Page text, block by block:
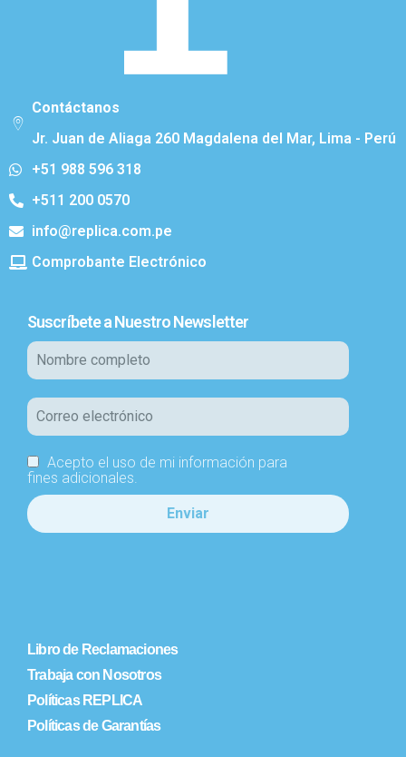
Contáctanos
Jr. Juan de Aliaga 260 Magdalena del Mar, Lima - Perú
+51 988 596 318
+511 200 0570
info@replica.com.pe
Comprobante Electrónico
Suscríbete a Nuestro Newsletter
Acepto el uso de mi información para
fines adicionales.
Libro de Reclamaciones
Trabaja con Nosotros
Políticas REPLICA
Políticas de Garantías